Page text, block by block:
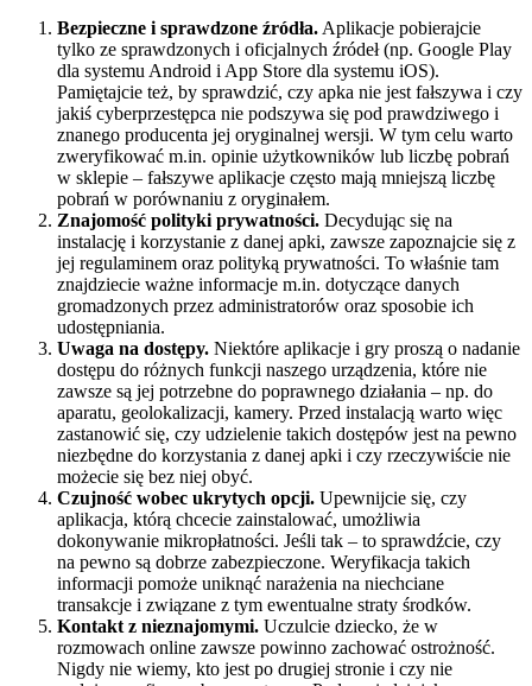
Bezpieczne i sprawdzone źródła. Aplikacje pobierajcie
tylko ze sprawdzonych i oficjalnych źródeł (np. Google Play
dla systemu Android i App Store dla systemu iOS).
Pamiętajcie też, by sprawdzić, czy apka nie jest fałszywa i czy
jakiś cyberprzestępca nie podszywa się pod prawdziwego i
znanego producenta jej oryginalnej wersji. W tym celu warto
zweryfikować m.in. opinie użytkowników lub liczbę pobrań
w sklepie – fałszywe aplikacje często mają mniejszą liczbę
pobrań w porównaniu z oryginałem.
Znajomość polityki prywatności. Decydując się na
instalację i korzystanie z danej apki, zawsze zapoznajcie się z
jej regulaminem oraz polityką prywatności. To właśnie tam
znajdziecie ważne informacje m.in. dotyczące danych
gromadzonych przez administratorów oraz sposobie ich
udostępniania.
Uwaga na dostępy. Niektóre aplikacje i gry proszą o nadanie
dostępu do różnych funkcji naszego urządzenia, które nie
zawsze są jej potrzebne do poprawnego działania – np. do
aparatu, geolokalizacji, kamery. Przed instalacją warto więc
zastanowić się, czy udzielenie takich dostępów jest na pewno
niezbędne do korzystania z danej apki i czy rzeczywiście nie
możecie się bez niej obyć.
Czujność wobec ukrytych opcji. Upewnijcie się, czy
aplikacja, którą chcecie zainstalować, umożliwia
dokonywanie mikropłatności. Jeśli tak – to sprawdźcie, czy
na pewno są dobrze zabezpieczone. Weryfikacja takich
informacji pomoże uniknąć narażenia na niechciane
transakcje i związane z tym ewentualne straty środków.
Kontakt z nieznajomymi. Uczulcie dziecko, że w
rozmowach online zawsze powinno zachować ostrożność.
Nigdy nie wiemy, kto jest po drugiej stronie i czy nie